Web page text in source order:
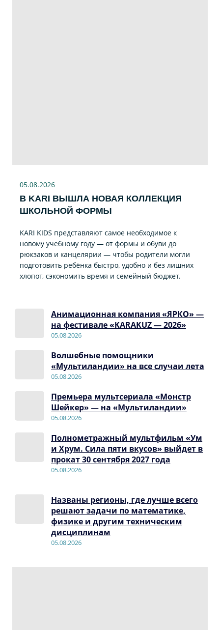
05.08.2026
В KARI ВЫШЛА НОВАЯ КОЛЛЕКЦИЯ
ШКОЛЬНОЙ ФОРМЫ
KARI KIDS представляют самое необходимое к
новому учебному году — от формы и обуви до
рюкзаков и канцелярии — чтобы родители могли
подготовить ребёнка быстро, удобно и без лишних
хлопот, сэкономить время и семейный бюджет.
Анимационная компания «ЯРКО» —
на фестивале «KARAKUZ — 2026»
05.08.2026
Волшебные помощники
«Мультиландии» на все случаи лета
05.08.2026
Премьера мультсериала «Монстр
Шейкер» — на «Мультиландии»
05.08.2026
Полнометражный мультфильм «Ум
и Хрум. Сила пяти вкусов» выйдет в
прокат 30 сентября 2027 года
05.08.2026
Названы регионы, где лучше всего
решают задачи по математике,
физике и другим техническим
дисциплинам
05.08.2026